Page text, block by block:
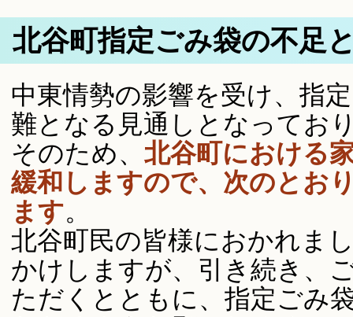
北谷町指定ごみ袋の不足
中東情勢の影響を受け、指
難となる見通しとなってお
そのため、 北谷町における
緩和しますので、次のとお
ます。
北谷町民の皆様におかれま
かけしますが、引き続き、
ただくとともに、指定ごみ